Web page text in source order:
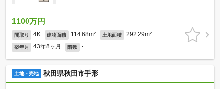
1100万円
間取り 4K 建物面積 114.68m² 土地面積 292.29m²
築年月 43年8ヶ月 階数 -
土地・売地 秋田県秋田市手形